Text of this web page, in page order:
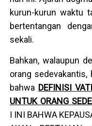
kurun-kurun waktu
bertentangan
sekali.
Bahkan, walaupun
orang
bahwa DEFINISI
UNTUK ORANG
I INI BAHWA